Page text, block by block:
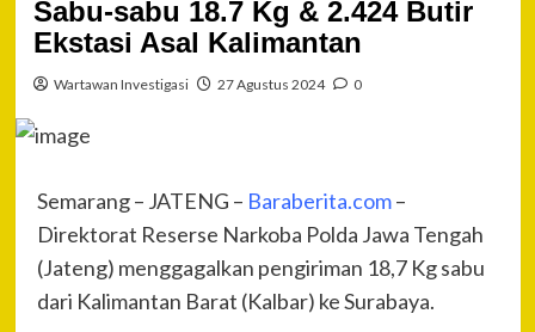
Sabu-sabu 18.7 Kg & 2.424 Butir
Ekstasi Asal Kalimantan
Wartawan Investigasi 27 Agustus 2024 0
Semarang – JATENG – Baraberita.com–
Direktorat Reserse Narkoba Polda Jawa Tengah
(Jateng) menggagalkan pengiriman 18,7 Kg sabu
dari Kalimantan Barat (Kalbar) ke Surabaya.